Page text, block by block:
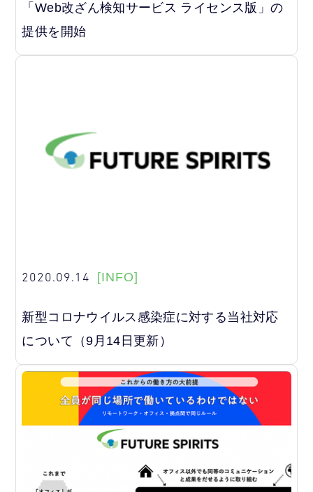
「Web改ざん検知サービス ライセンス版」の
提供を開始
2020.09.14 [INFO]
新型コロナウイルス感染症に対する当社対応
について（9月14日更新）